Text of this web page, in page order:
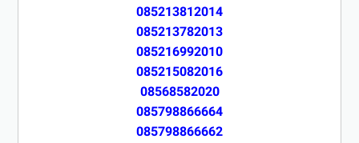
085213812014
085213782013
085216992010
085215082016
08568582020
085798866664
085798866662